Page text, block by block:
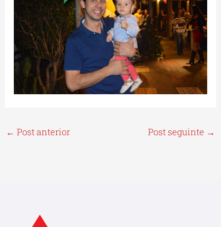
← Post anterior Post seguinte →